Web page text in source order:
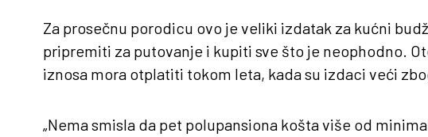
Za prosečnu porodicu ovo je veliki izdatak za kućni
pripremiti za putovanje i kupiti sve što je neophodno.
iznosa mora otplatiti tokom leta, kada su izdaci veći
„Nema smisla da pet polupansiona košta više od